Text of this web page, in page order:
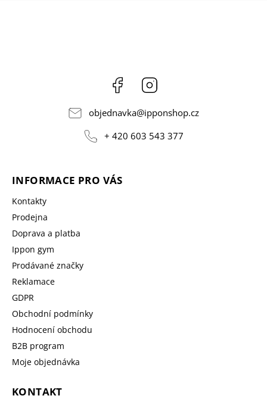
Facebook
objednavka@ipponshop.cz
+ 420 603 543 377
INFORMACE PRO VÁS
Kontakty
Prodejna
Doprava a platba
Ippon gym
Prodávané značky
Reklamace
GDPR
Obchodní podmínky
Hodnocení obchodu
B2B program
Moje objednávka
KONTAKT